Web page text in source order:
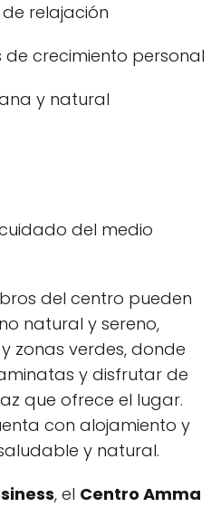
relajación
de crecimiento personal
y natural
del medio
del centro pueden
natural y sereno,
zonas verdes, donde
y disfrutar de
que ofrece el lugar.
con alojamiento y
y natural.
, el Centro Amma